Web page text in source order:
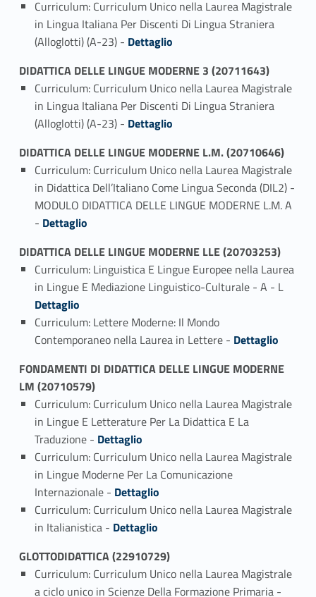
Curriculum: Curriculum Unico nella Laurea Magistrale
in Lingua Italiana Per Discenti Di Lingua Straniera
(Alloglotti) (A-23) - Link identifier #identifier_person_181253-1
Dettaglio
DIDATTICA DELLE LINGUE MODERNE 3 (20711643)
Curriculum: Curriculum Unico nella Laurea Magistrale
in Lingua Italiana Per Discenti Di Lingua Straniera
(Alloglotti) (A-23) - Link identifier #identifier_person_151391-1
Dettaglio
DIDATTICA DELLE LINGUE MODERNE L.M. (20710646)
Curriculum: Curriculum Unico nella Laurea Magistrale
in Didattica Dell’Italiano Come Lingua Seconda (DIL2) -
MODULO DIDATTICA DELLE LINGUE MODERNE L.M. A
- Link identifier #identifier_person_182411-1
Dettaglio
DIDATTICA DELLE LINGUE MODERNE LLE (20703253)
Curriculum: Linguistica E Lingue Europee nella Laurea
in Lingue E Mediazione Linguistico-Culturale - A - L
Dettaglio
Curriculum: Lettere Moderne: Il Mondo
Contemporaneo nella Laurea in Lettere - Link identifier #identifier_person_133287-2
Dettaglio
FONDAMENTI DI DIDATTICA DELLE LINGUE MODERNE
LM (20710579)
Curriculum: Curriculum Unico nella Laurea Magistrale
in Lingue E Letterature Per La Didattica E La
Traduzione - Link identifier #identifier_person_11756-1
Dettaglio
Curriculum: Curriculum Unico nella Laurea Magistrale
in Lingue Moderne Per La Comunicazione
Internazionale - Link identifier #identifier_person_98985-2
Dettaglio
Curriculum: Curriculum Unico nella Laurea Magistrale
in Italianistica - Link identifier #identifier_person_7764-3
Dettaglio
GLOTTODIDATTICA (22910729)
Curriculum: Curriculum Unico nella Laurea Magistrale
a ciclo unico in Scienze Della Formazione Primaria -